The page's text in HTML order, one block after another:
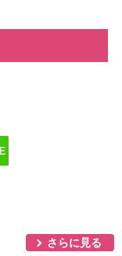
さらに見る